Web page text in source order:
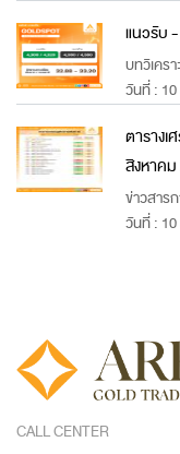
แนวรับ
บทวิเคร
วันที่ :
ตาราง
สิงหาค
ข่าวสาร
วันที่ :
CALL CENTER